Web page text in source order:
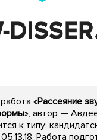
«Рассеяние
», автор —
к типу:
Работа